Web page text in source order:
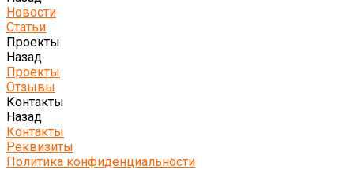
Новости
Статьи
Проекты
Назад
Проекты
Отзывы
Контакты
Назад
Контакты
Реквизиты
Политика конфиденциальности